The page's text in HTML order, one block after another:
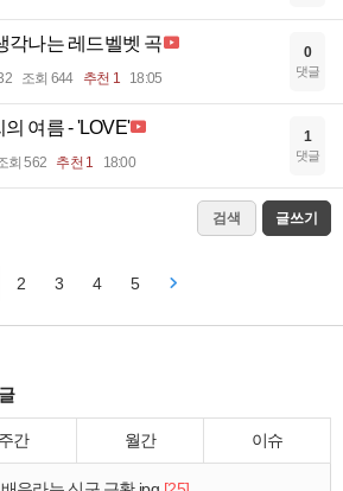
각나는 레드벨벳 곡
조회 644 추천 1 18:05
0
댓글
여름 - 'LOVE'
회 562 추천 1 18:00
1
댓글
검색 글쓰기
2 3 4 5
주간 월간 이슈